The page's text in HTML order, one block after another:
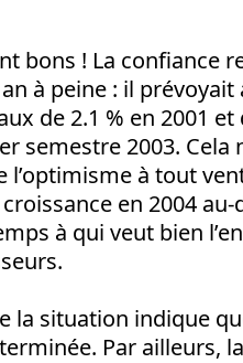
bons ! La confiance
à peine : il prévoyait
de 2.1 % en 2001 et
semestre 2003. Cela
l’optimisme à tout
en 2004 au-
à qui veut bien
la situation indique
Par ailleurs,